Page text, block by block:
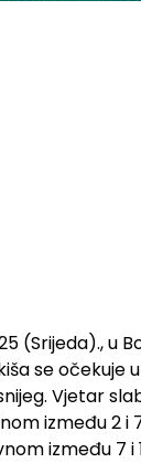
(Srijeda).,
se očekuje
Vjetar
između 2 i
između 7 i